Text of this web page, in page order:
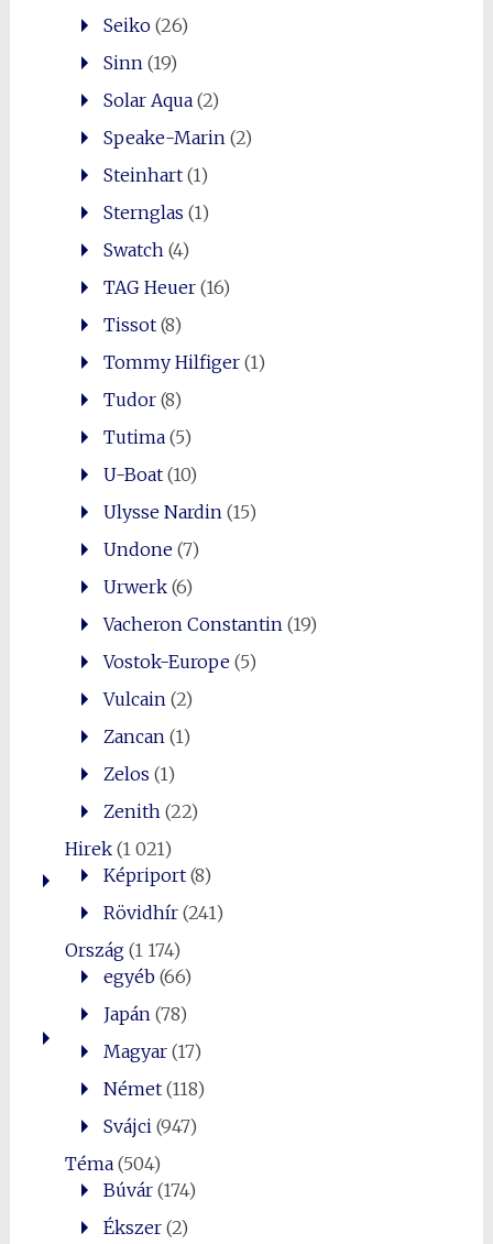
Seiko(26)
Sinn (19)
Solar Aqua(2)
Speake-Marin (2)
Steinhart(1)
Sternglas (1)
Swatch (4)
TAG Heuer(16)
Tissot(8)
Tommy Hilfiger(1)
Tudor(8)
Tutima(5)
U-Boat(10)
Ulysse Nardin (15)
Undone(7)
Urwerk(6)
Vacheron Constantin (19)
Vostok-Europe(5)
Vulcain (2)
Zancan (1)
Zelos (1)
Zenith (22)
Hirek(1 021)
Képriport(8)
Rövidhír(241)
Ország(1 174)
egyéb(66)
Japán (78)
Magyar(17)
Német(118)
Svájci (947)
Téma(504)
Búvár(174)
Ékszer(2)